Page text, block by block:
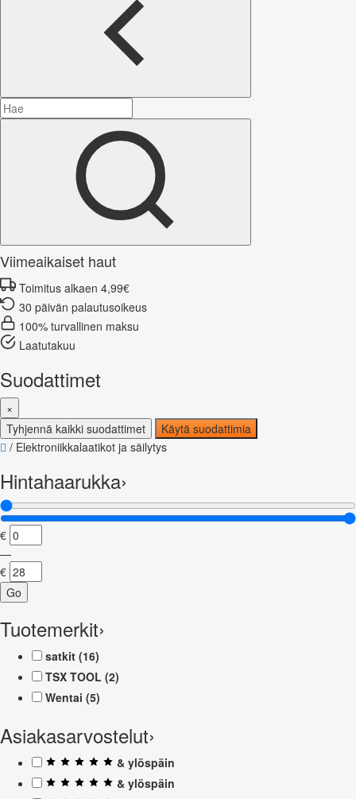
Viimeaikaiset haut
Toimitus alkaen 4,99€
30 päivän palautusoikeus
100% turvallinen maksu
Laatutakuu
Suodattimet
×
Tyhjennä kaikki suodattimet
Käytä suodattimia
/ Elektroniikkalaatikot ja säilytys
Hintahaarukka›
€
—
€
Go
Tuotemerkit›
satkit (16)
TSX TOOL (2)
Wentai (5)
Asiakasarvostelut›
& ylöspäin
& ylöspäin